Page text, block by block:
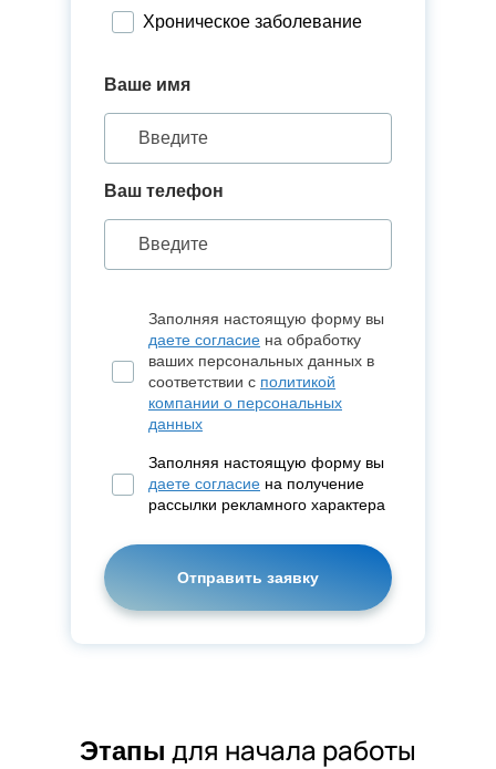
Информирование близких
Психологическая
Оказание первой помощи
Проветривание помещения
Сухая и влажная уборка
пола
подоконников
Мытье окон (сезонное)
Удаление пыли с мебели/
бытовой техники
Сухая и влажная уборка
осветительных приборов
Мойка зеркал и стеклянных
мусорных корзин
моющихся обоев
Хроническое заболевание
Ваше имя
Ваш телефон
Заполняя настоящую форму вы
даете согласие на обработку
ваших персональных данных в
соответствии с политикой
компании о персональных
данных
Заполняя настоящую форму вы
даете согласие на получение
рассылки рекламного характера
Оставьте это поле пустым.
Этапы для начала работы